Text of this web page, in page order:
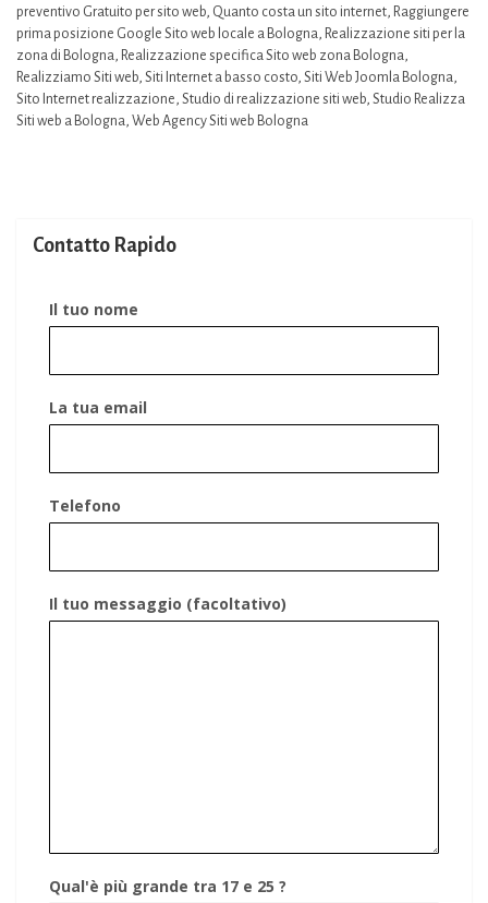
preventivo Gratuito per sito web, Quanto costa un sito internet, Raggiungere
prima posizione Google Sito web locale a Bologna, Realizzazione siti per la
zona di Bologna, Realizzazione specifica Sito web zona Bologna,
Realizziamo Siti web, Siti Internet a basso costo, Siti Web Joomla Bologna,
Sito Internet realizzazione, Studio di realizzazione siti web, Studio Realizza
Siti web a Bologna, Web Agency Siti web Bologna
Contatto Rapido
Il tuo nome
La tua email
Telefono
Il tuo messaggio (facoltativo)
Qual'è più grande tra 17 e 25 ?